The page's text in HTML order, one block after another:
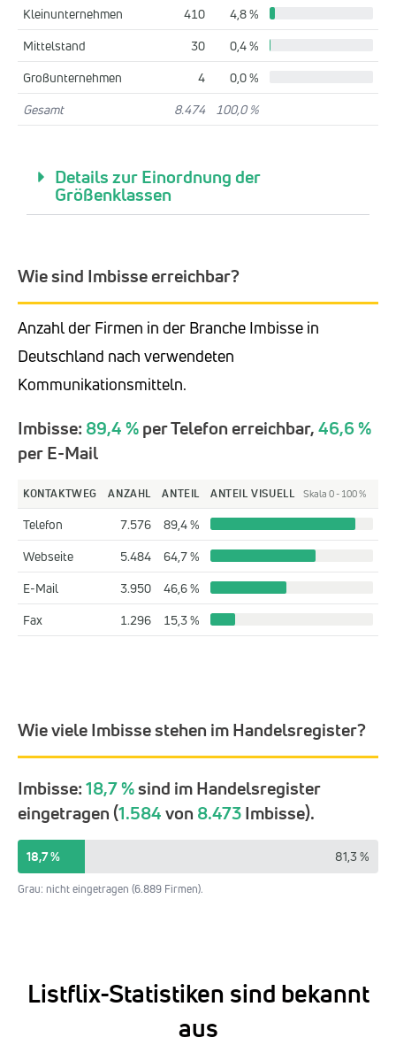
Kleinunternehmen 410
4,8 %
Mittelstand
30
0,4 %
Großunternehmen
4
0,0 %
Gesamt
8.474 100,0 %
Details zur Einordnung der
Größenklassen
Wie sind Imbisse erreichbar?
Anzahl der Firmen in der Branche Imbisse in
Deutschland nach verwendeten
Kommunikationsmitteln.
Imbisse: 89,4 %per Telefon erreichbar,46,6 %
per E-Mail
KONTAKTWEG ANZAHL ANTEIL ANTEIL VISUELL Skala 0 - 100 %
Telefon 7.576
89,4 %
Webseite
5.484
64,7 %
E-Mail
3.950
46,6 %
Fax
1.296 15,3 %
Wie viele Imbisse stehen im Handelsregister?
Imbisse:18,7 %sind im Handelsregister
eingetragen (1.584von 8.473Imbisse).
18,7 % 81,3 %
Grau: nicht eingetragen (6.889 Firmen).
Listflix-Statistiken sind bekannt
aus